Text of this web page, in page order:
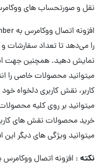
نقل و صورتحساب های ووکامرس
را می‌دهد تا تعداد سفارشات و
نمایش دهید. همچنین جهت
میتوانید محصولات خاصی را
کاربر، نقش کاربری دلخواه
میتوانید بر روی کلیه محصولات
خرید محصولات نقش های
میتوانید ویژگی های دیگر این
نکته